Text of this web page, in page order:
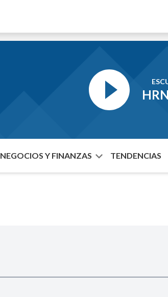
NEGOCIOS Y FINANZAS TENDENCIAS